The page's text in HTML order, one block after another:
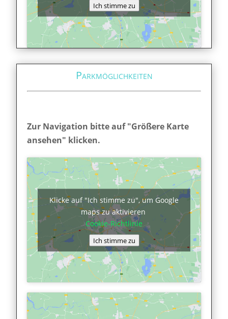
Ich stimme zu
Parkmöglichkeiten
Zur Navigation bitte auf "Größere Karte
ansehen" klicken.
Klicke auf "Ich stimme zu", um Google
maps zu aktivieren
Cookie-Richtlinie
Ich stimme zu